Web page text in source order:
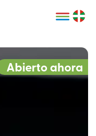
Abierto ahora